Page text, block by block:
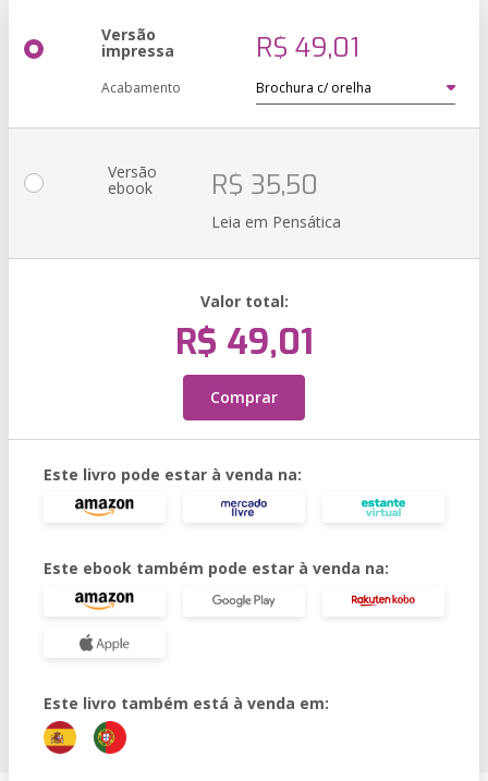
Versão
impressa R$ 49,01
Acabamento
Versão
ebook R$ 35,50
Leia em Pensática
Valor total:
R$ 49,01
Comprar
Este livro pode estar à venda na:
Este ebook também pode estar à venda na:
Este livro também está à venda em: